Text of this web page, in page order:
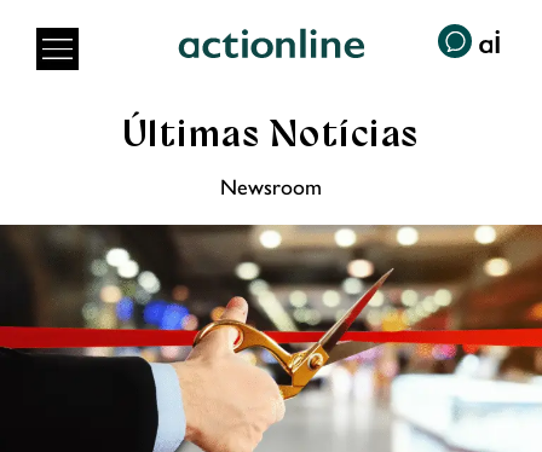
Últimas Notícias
Newsroom